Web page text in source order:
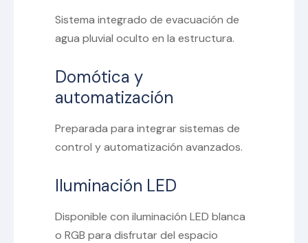
Sistema integrado de evacuación de
agua pluvial oculto en la estructura.
Domótica y
automatización
Preparada para integrar sistemas de
control y automatización avanzados.
Iluminación LED
Disponible con iluminación LED blanca
o RGB para disfrutar del espacio